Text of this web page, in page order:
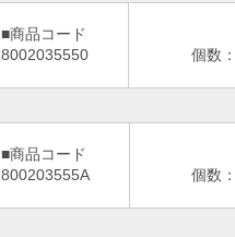
■商品コード
8002035550
個数：
■商品コード
800203555A
個数：